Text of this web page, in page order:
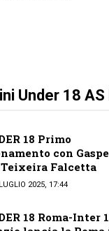
Under 18 AS
18 Primo
con
Falcetta
2025, 17:44
18 Roma-Inter